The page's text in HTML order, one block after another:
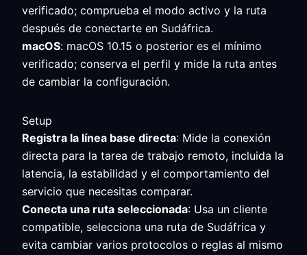
verificado; comprueba el modo activo y la ruta
después de conectarte en Sudáfrica.
macOS: macOS 10.15 o posterior es el mínimo
verificado; conserva el perfil y mide la ruta antes
de cambiar la configuración.
Setup
Registra la línea base directa: Mide la conexión
directa para la tarea de trabajo remoto, incluida la
latencia, la estabilidad y el comportamiento del
servicio que necesitas comparar.
Conecta una ruta seleccionada: Usa un cliente
compatible, selecciona una ruta de Sudáfrica y
evita cambiar varios protocolos o reglas al mismo